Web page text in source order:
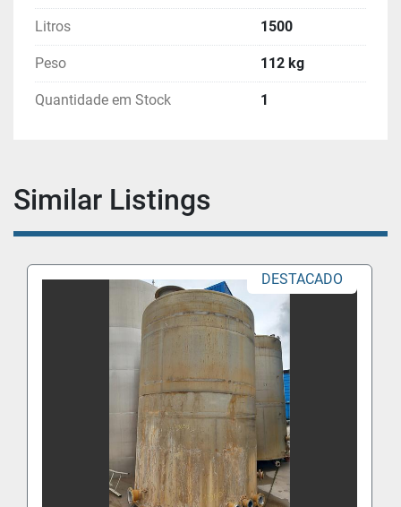
Litros 1500
Peso 112 kg
Quantidade em Stock 1
Similar Listings
DESTACADO